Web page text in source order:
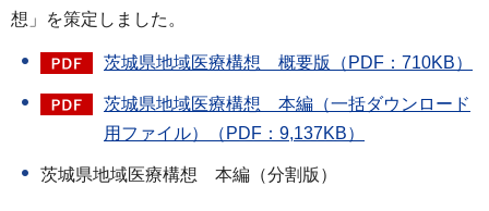
想」を策定しました。
茨城県地域医療構想 概要版（PDF：710KB）
茨城県地域医療構想 本編（一括ダウンロード
用ファイル）（PDF：9,137KB）
茨城県地域医療構想 本編（分割版）